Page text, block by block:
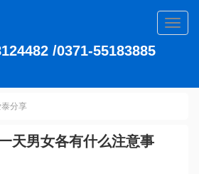
/0371-55183885
分享
天男女各有什么注意事